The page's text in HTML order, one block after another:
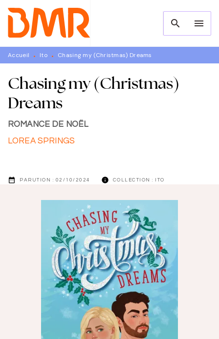
MENU RECHERCHE
PIED DE PAGE
search menu
Accueil • Ito • Chasing my (Christmas) Dreams
Chasing my (Christmas)
Dreams
ROMANCE DE NOËL
LOREA SPRINGS
date_range PARUTION : 02/10/2024 info COLLECTION : ITO